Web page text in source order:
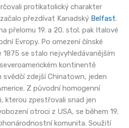
protikatolický charakter
přezdívat Kanadský Belfast.
přelomu 19. a 20. stol. pak Italové
Evropy. Po omezení čínské
1875 se stalo nejvyhledávanějším
kontinentě
zdejší Chinatown, jeden
Z původní homogenní
kterou zpestřovali snad jen
otroci z USA, se během 19.
komunita. Soužití